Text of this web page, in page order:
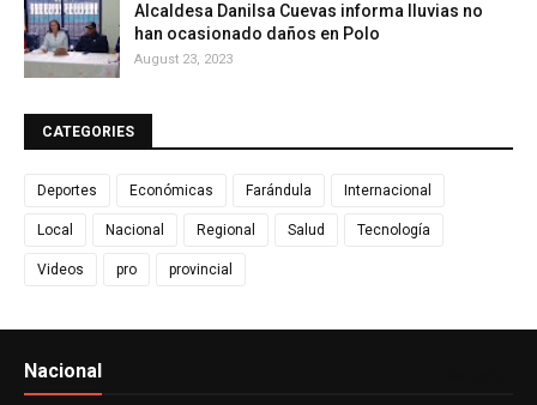
Alcaldesa Danilsa Cuevas informa lluvias no
han ocasionado daños en Polo
August 23, 2023
CATEGORIES
Deportes Económicas Farándula Internacional
Local Nacional Regional Salud Tecnología
Videos pro provincial
Nacional